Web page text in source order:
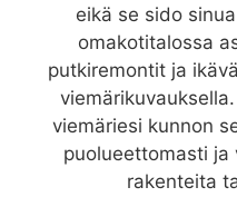
eikä se sido
omakotitalossa
putkiremontit ja
viemäriesi kunnon
puolueettomasti ja
rakenteita